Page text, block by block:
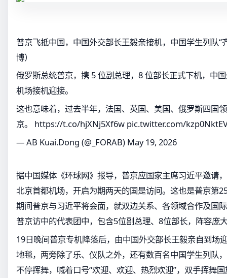
普京飞抵中国，中国外交部长王毅亲接机，中国学生列队“
博）
俄罗斯总统普京，携 5 位副总理，8 位部长正式下机，中
机场接机迎接。
这也意味着，过去半年，法国、英国、美国、俄罗斯四国
京。 https://t.co/hjXNj5Xf6w pic.twitter.com/
— AB Kuai.Dong (@_FORAB) May 19, 2026
据中国媒体《环球网》报导，普京应国家主席习近平邀请
北京首都机场，开启为期两天的国是访问。这也是普京第
期间普京与习近平将会面，就双边关系、各领域合作及国
普京访中的代表团中，包含5位副总理、8位部长，阵容庞
19日晚间普京专机降落后，由中国外交部长王毅亲自到场
地毯，两旁除了乐、仪队之外，还有数百名中国学生列队
不停挥舞，喊着口号“欢迎、欢迎、热烈欢迎”，双手挥舞